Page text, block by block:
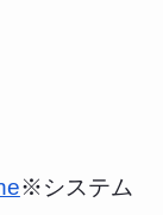
※システム